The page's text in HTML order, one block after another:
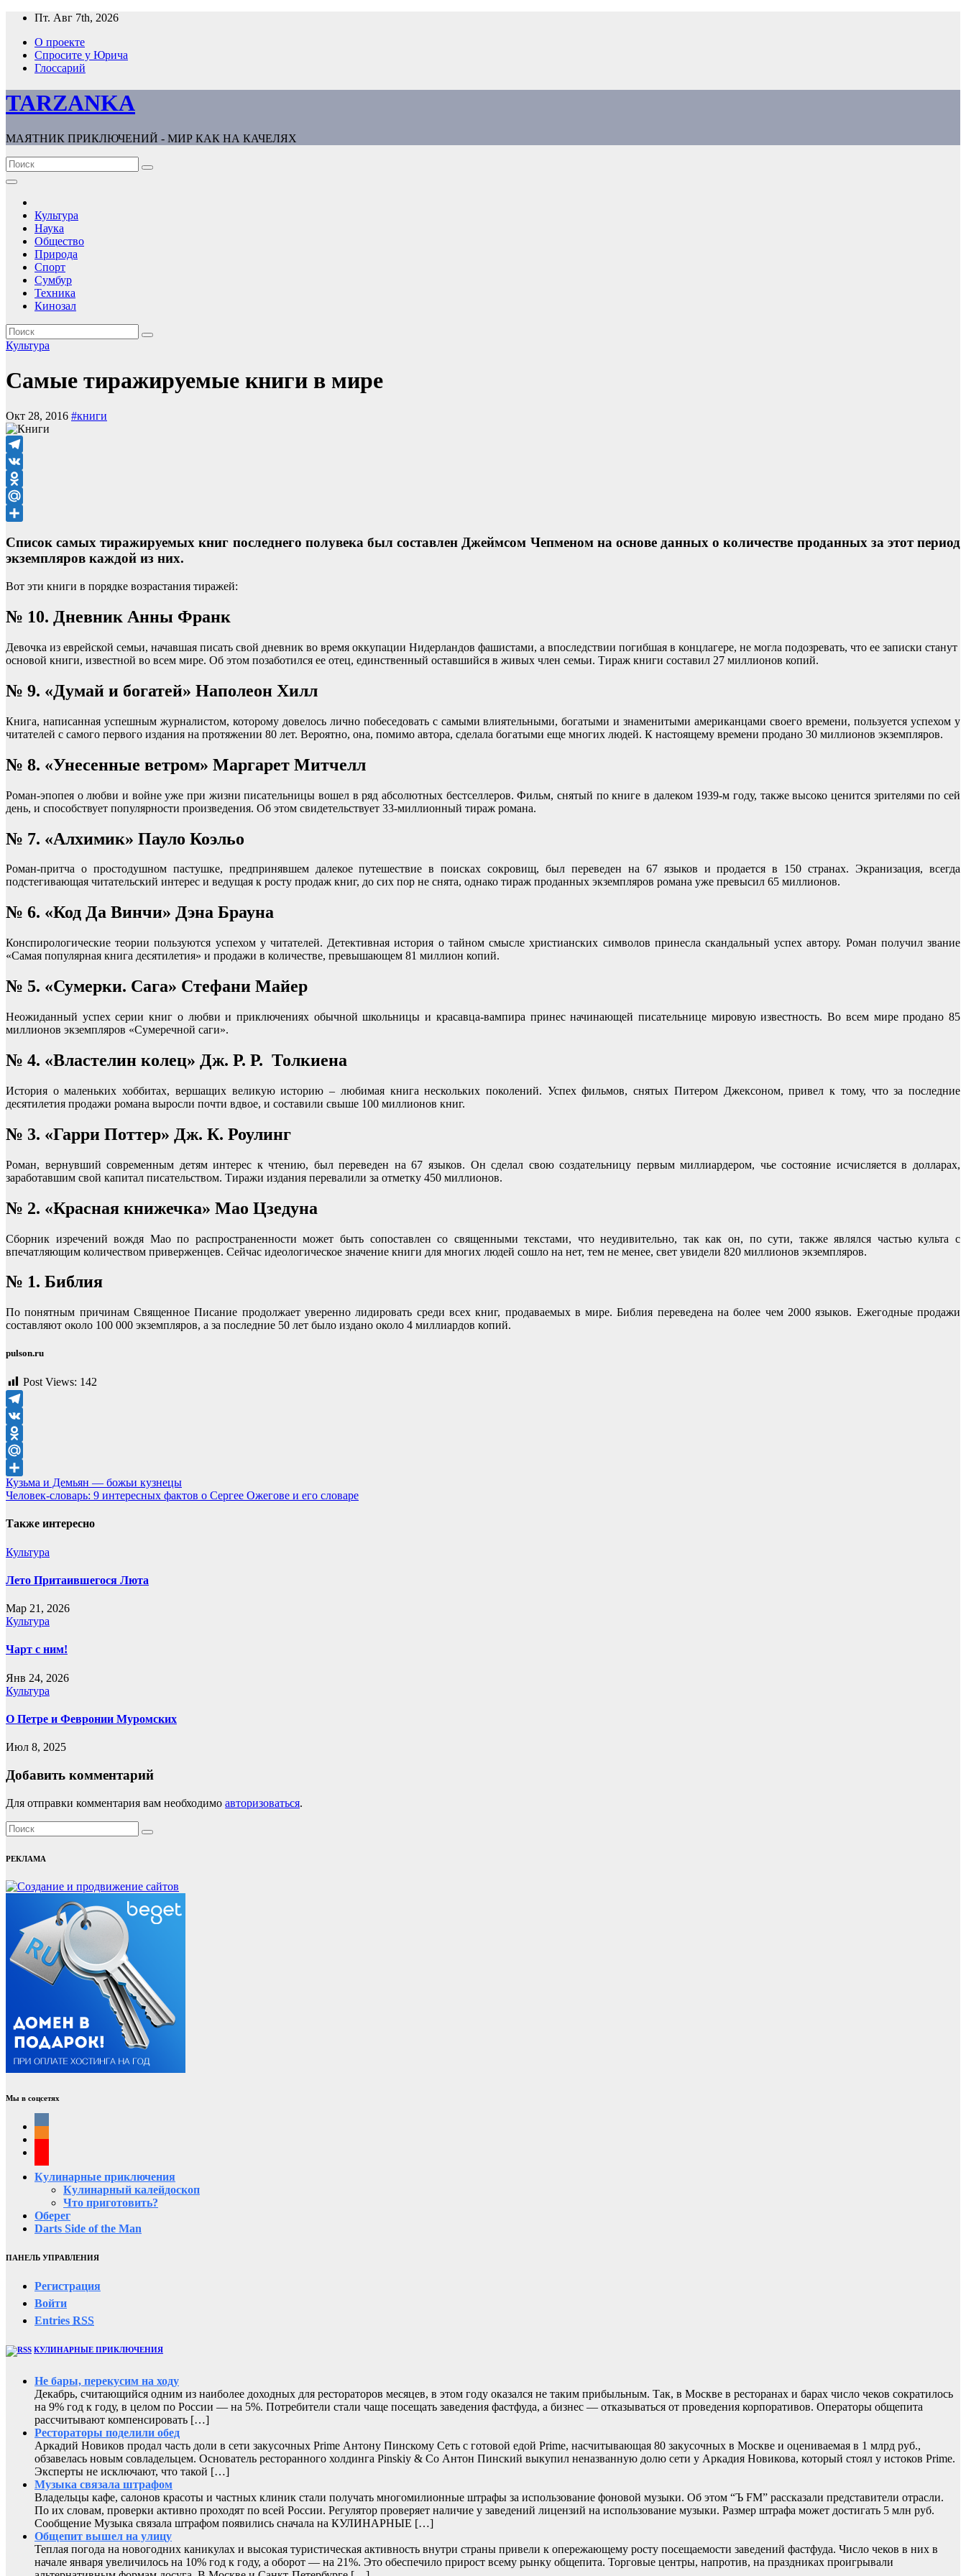
Перейти
содержимому
Пт. Авг 7th, 2026
О проекте
Спросите у Юрича
Глоссарий
TARZANKA
МАЯТНИК ПРИКЛЮЧЕНИЙ - МИР КАК НА КАЧЕЛЯХ
Культура
Наука
Общество
Природа
Спорт
Сумбур
Техника
Кинозал
Культура
Самые тиражируемые книги в мире
Окт 28, 2016 #книги
Telegram
VK
Odnoklassniki
Mail.Ru
Список самых тиражируемых книг последнего полувека был составлен Джеймсом Чепменом на основе данных о количестве проданных за этот период
экземпляров каждой из них.
Вот эти книги в порядке возрастания тиражей:
№ 10. Дневник Анны Франк
Девочка из еврейской семьи, начавшая писать свой дневник во время оккупации Нидерландов фашистами, а впоследствии погибшая в концлагере, не могла подозревать, что ее записки станут
основой книги, известной во всем мире. Об этом позаботился ее отец, единственный оставшийся в живых член семьи. Тираж книги составил 27 миллионов копий.
№ 9. «Думай и богатей» Наполеон Хилл
Книга, написанная успешным журналистом, которому довелось лично побеседовать с самыми влиятельными, богатыми и знаменитыми американцами своего времени, пользуется успехом у
читателей с самого первого издания на протяжении 80 лет. Вероятно, она, помимо автора, сделала богатыми еще многих людей. К настоящему времени продано 30 миллионов экземпляров.
№ 8. «Унесенные ветром» Маргарет Митчелл
Роман-эпопея о любви и войне уже при жизни писательницы вошел в ряд абсолютных бестселлеров. Фильм, снятый по книге в далеком 1939-м году, также высоко ценится зрителями по сей
день, и способствует популярности произведения. Об этом свидетельствует 33-миллионный тираж романа.
№ 7. «Алхимик» Пауло Коэльо
Роман-притча о простодушном пастушке, предпринявшем далекое путешествие в поисках сокровищ, был переведен на 67 языков и продается в 150 странах. Экранизация, всегда
подстегивающая читательский интерес и ведущая к росту продаж книг, до сих пор не снята, однако тираж проданных экземпляров романа уже превысил 65 миллионов.
№ 6. «Код Да Винчи» Дэна Брауна
Конспирологические теории пользуются успехом у читателей. Детективная история о тайном смысле христианских символов принесла скандальный успех автору. Роман получил звание
«Самая популярная книга десятилетия» и продажи в количестве, превышающем 81 миллион копий.
№ 5. «Сумерки. Сага» Стефани Майер
Неожиданный успех серии книг о любви и приключениях обычной школьницы и красавца-вампира принес начинающей писательнице мировую известность. Во всем мире продано 85
миллионов экземпляров «Сумеречной саги».
№ 4. «Властелин колец» Дж. Р. Р. Толкиена
История о маленьких хоббитах, вершащих великую историю – любимая книга нескольких поколений. Успех фильмов, снятых Питером Джексоном, привел к тому, что за последние
десятилетия продажи романа выросли почти вдвое, и составили свыше 100 миллионов книг.
№ 3. «Гарри Поттер» Дж. К. Роулинг
Роман, вернувший современным детям интерес к чтению, был переведен на 67 языков. Он сделал свою создательницу первым миллиардером, чье состояние исчисляется в долларах,
заработавшим свой капитал писательством. Тиражи издания перевалили за отметку 450 миллионов.
№ 2. «Красная книжечка» Мао Цзедуна
Сборник изречений вождя Мао по распространенности может быть сопоставлен со священными текстами, что неудивительно, так как он, по сути, также являлся частью культа с
впечатляющим количеством приверженцев. Сейчас идеологическое значение книги для многих людей сошло на нет, тем не менее, свет увидели 820 миллионов экземпляров.
№ 1. Библия
По понятным причинам Священное Писание продолжает уверенно лидировать среди всех книг, продаваемых в мире. Библия переведена на более чем 2000 языков. Ежегодные продажи
составляют около 100 000 экземпляров, а за последние 50 лет было издано около 4 миллиардов копий.
pulson.ru
Post Views: 142
Telegram
VK
Odnoklassniki
Mail.Ru
Отправить
Навигация
по
записям
Кузьма и Демьян — божьи кузнецы
Человек-словарь: 9 интересных фактов о Сергее Ожегове и его словаре
Также интересно
Культура
Лето Притаившегося Люта
Мар 21, 2026
Культура
Чарт с ним!
Янв 24, 2026
Культура
О Петре и Февронии Муромских
Июл 8, 2025
Добавить комментарий
Для отправки комментария вам необходимо авторизоваться.
РЕКЛАМА
Мы в соцсетях
Кулинарные приключения
Кулинарный калейдоскоп
Что приготовить?
Оберег
Darts Side of the Man
ПАНЕЛЬ УПРАВЛЕНИЯ
Регистрация
Войти
Entries RSS
КУЛИНАРНЫЕ ПРИКЛЮЧЕНИЯ
Не бары, перекусим на ходу
Декабрь, считающийся одним из наиболее доходных для рестораторов месяцев, в этом году оказался не таким прибыльным. Так, в Москве в ресторанах и барах число чеков сократилось
на 9% год к году, в целом по России — на 5%. Потребители стали чаще посещать заведения фастфуда, а бизнес — отказываться от проведения корпоративов. Операторы общепита
рассчитывают компенсировать […]
Рестораторы поделили обед
Аркадий Новиков продал часть доли в сети закусочных Prime Антону Пинскому Сеть с готовой едой Prime, насчитывающая 80 закусочных в Москве и оцениваемая в 1 млрд руб.,
обзавелась новым совладельцем. Основатель ресторанного холдинга Pinskiy & Co Антон Пинский выкупил неназванную долю сети у Аркадия Новикова, который стоял у истоков Prime.
Эксперты не исключают, что такой […]
Музыка связала штрафом
Владельцы кафе, салонов красоты и частных клиник стали получать многомилионные штрафы за использование фоновой музыки. Об этом “Ъ FM” рассказали представители отрасли.
По их словам, проверки активно проходят по всей России. Регулятор проверяет наличие у заведений лицензий на использование музыки. Размер штрафа может достигать 5 млн руб.
Сообщение Музыка связала штрафом появились сначала на КУЛИНАРНЫЕ […]
Общепит вышел на улицу
Теплая погода на новогодних каникулах и высокая туристическая активность внутри страны привели к опережающему росту посещаемости заведений фастфуда. Число чеков в них в
начале января увеличилось на 10% год к году, а оборот — на 21%. Это обеспечило прирост всему рынку общепита. Торговые центры, напротив, на праздниках проигрывали